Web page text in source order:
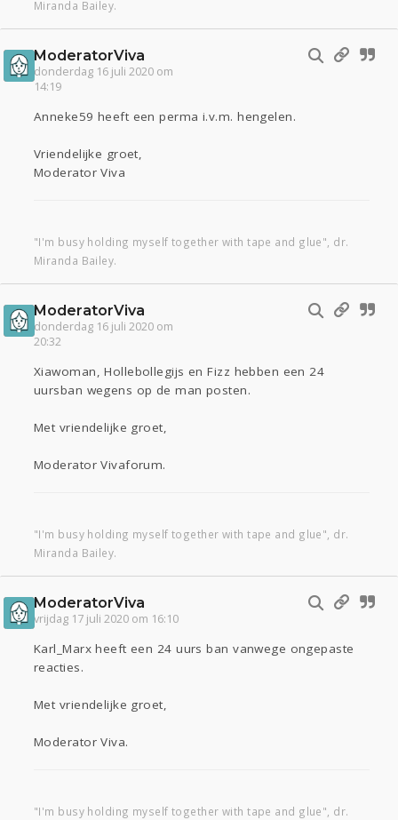
Miranda Bailey.
ModeratorViva
donderdag 16 juli 2020 om
14:19
Anneke59 heeft een perma i.v.m. hengelen.
Vriendelijke groet,
Moderator Viva
"I'm busy holding myself together with tape and glue", dr.
Miranda Bailey.
ModeratorViva
donderdag 16 juli 2020 om
20:32
Xiawoman, Hollebollegijs en Fizz hebben een 24
uursban wegens op de man posten.
Met vriendelijke groet,
Moderator Vivaforum.
"I'm busy holding myself together with tape and glue", dr.
Miranda Bailey.
ModeratorViva
vrijdag 17 juli 2020 om 16:10
Karl_Marx heeft een 24 uurs ban vanwege ongepaste
reacties.
Met vriendelijke groet,
Moderator Viva.
"I'm busy holding myself together with tape and glue", dr.